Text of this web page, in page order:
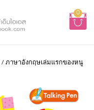
0
/ภาษาอังกฤษเล่มแรกของหนู